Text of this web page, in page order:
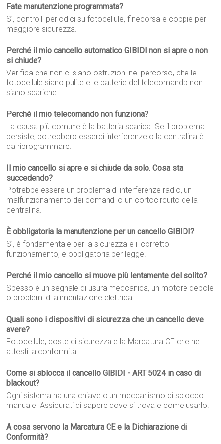
Fate manutenzione programmata?
Sì, controlli periodici su fotocellule, finecorsa e coppie per
maggiore sicurezza.
Perché il mio cancello automatico GIBIDI non si apre o non
si chiude?
Verifica che non ci siano ostruzioni nel percorso, che le
fotocellule siano pulite e le batterie del telecomando non
siano scariche.
Perché il mio telecomando non funziona?
La causa più comune è la batteria scarica. Se il problema
persiste, potrebbero esserci interferenze o la centralina è
da riprogrammare.
Il mio cancello si apre e si chiude da solo. Cosa sta
succedendo?
Potrebbe essere un problema di interferenze radio, un
malfunzionamento dei comandi o un cortocircuito della
centralina.
È obbligatoria la manutenzione per un cancello GIBIDI?
Sì, è fondamentale per la sicurezza e il corretto
funzionamento, e obbligatoria per legge.
Perché il mio cancello si muove più lentamente del solito?
Spesso è un segnale di usura meccanica, un motore debole
o problemi di alimentazione elettrica.
Quali sono i dispositivi di sicurezza che un cancello deve
avere?
Fotocellule, coste di sicurezza e la Marcatura CE che ne
attesti la conformità.
Come si sblocca il cancello GIBIDI - ART 5024 in caso di
blackout?
Ogni sistema ha una chiave o un meccanismo di sblocco
manuale. Assicurati di sapere dove si trova e come usarlo.
A cosa servono la Marcatura CE e la Dichiarazione di
Conformità?